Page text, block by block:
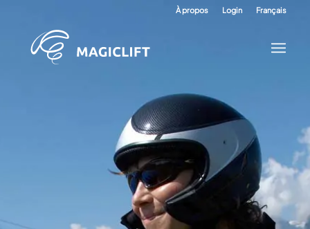
À propos Login Français